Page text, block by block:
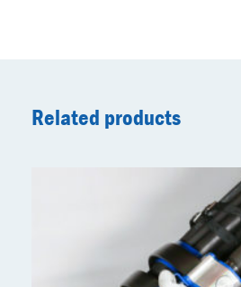
Related products